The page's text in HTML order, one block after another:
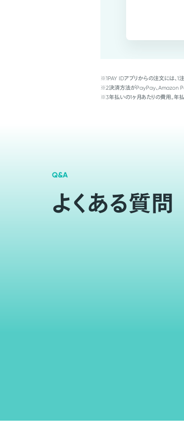
※1PAY IDアプリからの注文には、1
※2決済方法がPayPay、Amazon
※3年払いの1ヶ月あたりの費用。年
Q&A
よくある質問